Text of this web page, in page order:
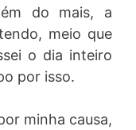
do mais, a
meio que
o dia inteiro
por isso.
minha causa,